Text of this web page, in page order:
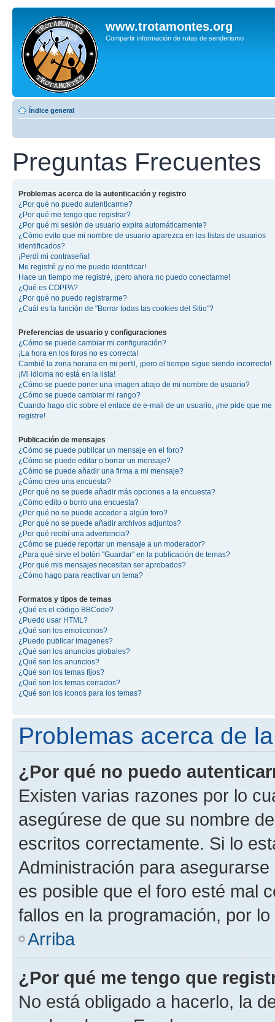
www.trotamontes.org
Compartir información de rutas de senderismo
Índice general
Preguntas Frecuentes
Problemas acerca de la autenticación y registro
¿Por qué no puedo autenticarme?
¿Por qué me tengo que registrar?
¿Por qué mi sesión de usuario expira automáticamente?
¿Cómo evito que mi nombre de usuario aparezca en las listas de usuarios
identificados?
¡Perdí mi contraseña!
Me registré ¡y no me puedo identificar!
Hace un tiempo me registré, ¡pero ahora no puedo conectarme!
¿Qué es COPPA?
¿Por qué no puedo registrarme?
¿Cuál es la función de "Borrar todas las cookies del Sitio"?
Preferencias de usuario y configuraciones
¿Cómo se puede cambiar mi configuración?
¡La hora en los foros no es correcta!
Cambié la zona horaria en mi perfil, ¡pero el tiempo sigue siendo incorrecto!
¡Mi idioma no está en la lista!
¿Cómo se puede poner una imagen abajo de mi nombre de usuario?
¿Cómo se puede cambiar mi rango?
Cuando hago clic sobre el enlace de e-mail de un usuario, ¡me pide que me
registre!
Publicación de mensajes
¿Cómo se puede publicar un mensaje en el foro?
¿Cómo se puede editar o borrar un mensaje?
¿Cómo se puede añadir una firma a mi mensaje?
¿Cómo creo una encuesta?
¿Por qué no se puede añadir más opciones a la encuesta?
¿Cómo edito o borro una encuesta?
¿Por qué no se puede acceder a algún foro?
¿Por qué no se puede añadir archivos adjuntos?
¿Por qué recibí una advertencia?
¿Cómo se puede reportar un mensaje a un moderador?
¿Para qué sirve el botón "Guardar" en la publicación de temas?
¿Por qué mis mensajes necesitan ser aprobados?
¿Cómo hago para reactivar un tema?
Formatos y tipos de temas
¿Qué es el código BBCode?
¿Puedo usar HTML?
¿Qué son los emoticonos?
¿Puedo publicar imagenes?
¿Qué son los anuncios globales?
¿Qué son los anuncios?
¿Qué son los temas fijos?
¿Qué son los temas cerrados?
¿Qué son los iconos para los temas?
Problemas acerca de
¿Por qué no puedo
Existen varias razones por lo
asegúrese de que su nombre
escritos correctamente. Si lo
Administración para
es posible que el foro esté mal
fallos en la programación, por
Arriba
¿Por qué me tengo que
No está obligado a hacerlo, la